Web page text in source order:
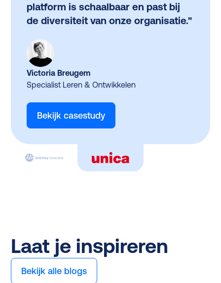
platform is schaalbaar en past bij
de diversiteit van onze organisatie."
Victoria Breugem
Specialist Leren & Ontwikkelen
Bekijk casestudy
Laat je inspireren
Bekijk alle blogs